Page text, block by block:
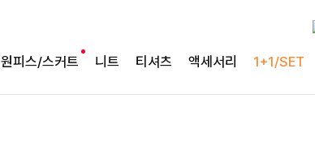
원피스/스커트 니트 티셔츠 액세서리 1+1/SET